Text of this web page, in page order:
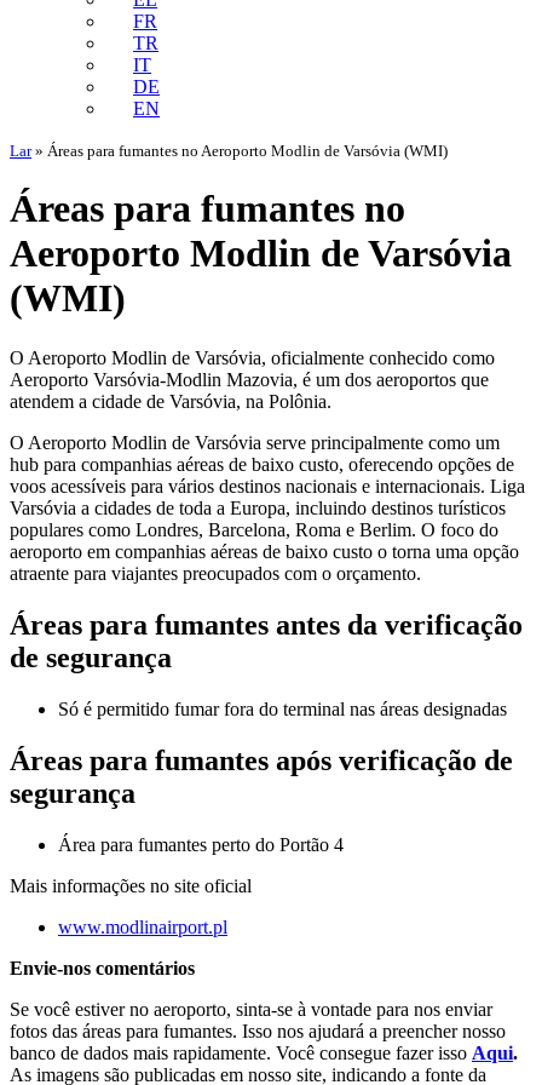
FR
TR
IT
DE
EN
Lar» Áreas para fumantes no Aeroporto Modlin de Varsóvia (WMI)
Áreas para fumantes no
Aeroporto Modlin de Varsóvia
(WMI)
O Aeroporto Modlin de Varsóvia, oficialmente conhecido como
Aeroporto Varsóvia-Modlin Mazovia, é um dos aeroportos que
atendem a cidade de Varsóvia, na Polônia.
O Aeroporto Modlin de Varsóvia serve principalmente como um
hub para companhias aéreas de baixo custo, oferecendo opções de
voos acessíveis para vários destinos nacionais e internacionais. Liga
Varsóvia a cidades de toda a Europa, incluindo destinos turísticos
populares como Londres, Barcelona, Roma e Berlim. O foco do
aeroporto em companhias aéreas de baixo custo o torna uma opção
atraente para viajantes preocupados com o orçamento.
Áreas para fumantes antes da verificação
de segurança
Só é permitido fumar fora do terminal nas áreas designadas
Áreas para fumantes após verificação de
segurança
Área para fumantes perto do Portão 4
Mais informações no site oficial
www.modlinairport.pl
Envie-nos comentários
Se você estiver no aeroporto, sinta-se à vontade para nos enviar
fotos das áreas para fumantes. Isso nos ajudará a preencher nosso
banco de dados mais rapidamente. Você consegue fazer isso Aqui.
As imagens são publicadas em nosso site, indicando a fonte da